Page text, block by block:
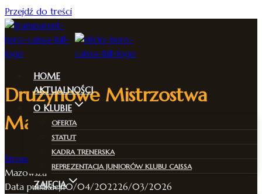
Przejdź do treści
HOME
AKTUALNOŚCI
O KLUBIE
OFERTA
STATUT
KADRA TRENERSKA
REPREZENTACJA JUNIORÓW KLUBU CAISSA
ZAJĘCIA
Drużynowe Mistrzostwa
Mazowsza
Strona Główna / Aktualności / Drużynowe Mistrzostwa
Mazowsza
Data publikacji10/04/202226/03/2026